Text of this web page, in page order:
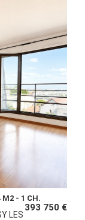
M2 - 1 CH.
393 750 €
LES